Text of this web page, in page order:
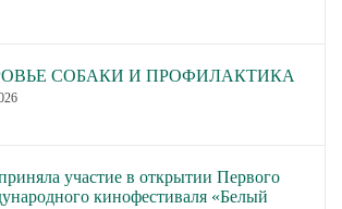
СОБАКИ И ПРОФИЛАКТИКА
участие в открытии Первого
кинофестиваля «Белый